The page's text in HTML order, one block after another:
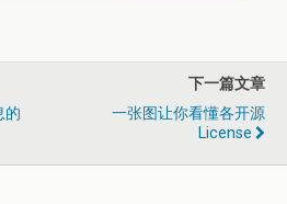
的
下一篇文章
一张图让你看懂各开源
License